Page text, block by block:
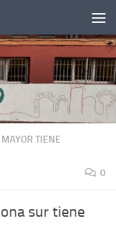
TIENE
0
sur tiene